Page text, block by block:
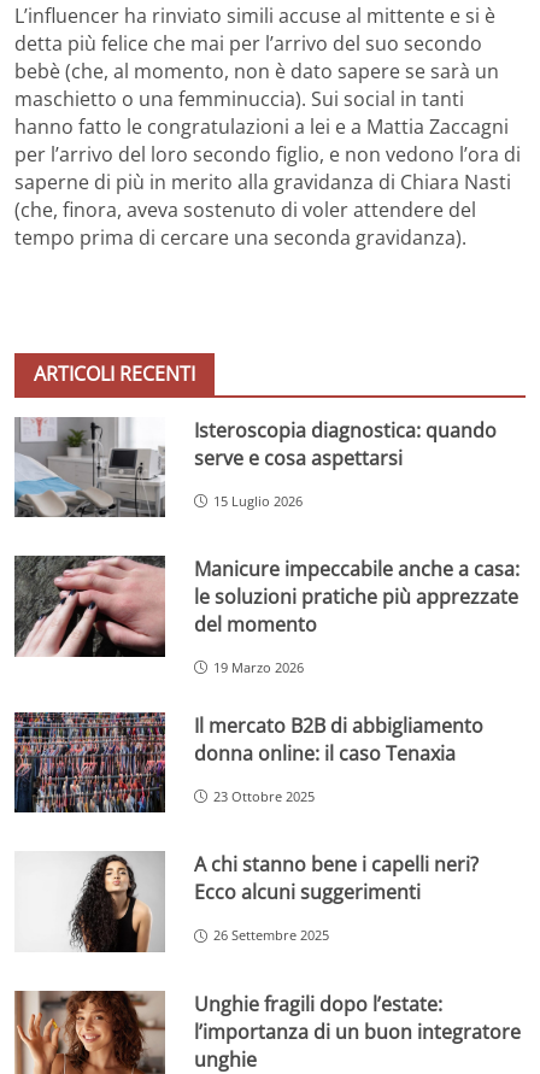
L’influencer ha rinviato simili accuse al mittente e si è
detta più felice che mai per l’arrivo del suo secondo
bebè (che, al momento, non è dato sapere se sarà un
maschietto o una femminuccia). Sui social in tanti
hanno fatto le congratulazioni a lei e a Mattia Zaccagni
per l’arrivo del loro secondo figlio, e non vedono l’ora di
saperne di più in merito alla gravidanza di Chiara Nasti
(che, finora, aveva sostenuto di voler attendere del
tempo prima di cercare una seconda gravidanza).
ARTICOLI RECENTI
Isteroscopia diagnostica: quando
serve e cosa aspettarsi
15 Luglio 2026
Manicure impeccabile anche a casa:
le soluzioni pratiche più apprezzate
del momento
19 Marzo 2026
Il mercato B2B di abbigliamento
donna online: il caso Tenaxia
23 Ottobre 2025
A chi stanno bene i capelli neri?
Ecco alcuni suggerimenti
26 Settembre 2025
Unghie fragili dopo l’estate:
l’importanza di un buon integratore
unghie